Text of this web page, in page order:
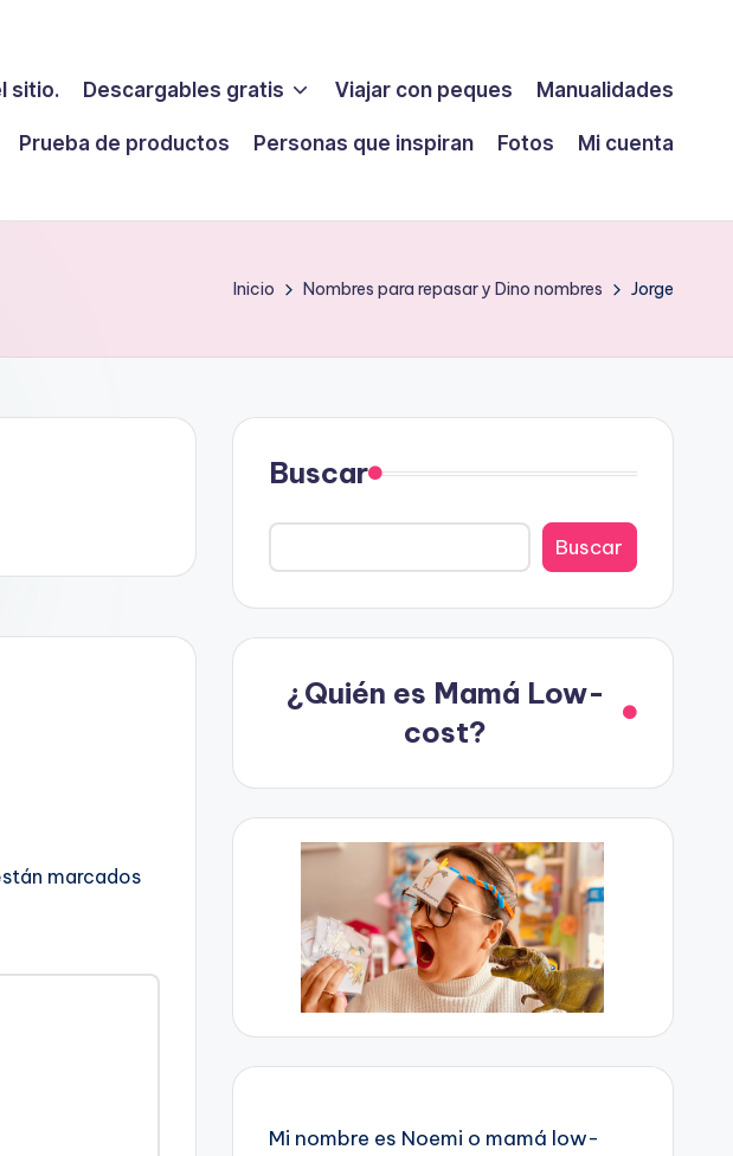
sitio. Descargables gratis Viajar con peques Manualidades
Prueba de productos Personas que inspiran Fotos
Mi cuenta
Inicio Nombres para repasar y Dino nombres Jorge
marcados
Buscar
Buscar
¿Quién es Mamá Low-
cost?
Mi nombre es Noemi o mamá low-